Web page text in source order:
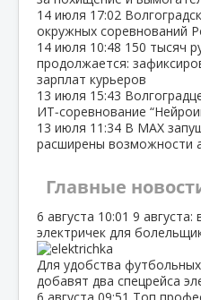
14 июля 17:02
окружных соревнований
14 июля 10:48 150 тысяч
продолжается:
зарплат курьеров
13 июля 15:43
ИТ‑соревнование
13 июля 11:34 В МАХ
расширены возможности
Главные
6 августа 10:01 9
электричек для
Для удобства
добавят два спецрейса